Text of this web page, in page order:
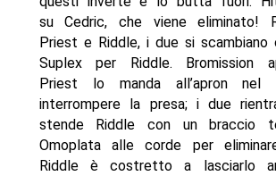
su Cedric, che viene eliminato!
Priest e Riddle, i due si scambiano
Suplex per Riddle. Bromission
Priest lo manda all’apron nel
interrompere la presa; i due
stende Riddle con un braccio
Omoplata alle corde per
Riddle è costretto a lasciarlo